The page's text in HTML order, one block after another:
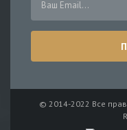
© 2014-2022 Все